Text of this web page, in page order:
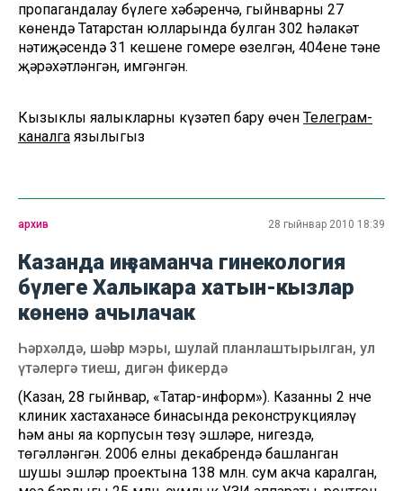
пропагандалау бүлеге хәбәренчә, гыйнварның 27
көнендә Татарстан юлларында булган 302 һәлакәт
нәтиҗәсендә 31 кешенең гомере өзелгән, 404енең тәне
җәрәхәтләнгән, имгәнгән.
Кызыклы яңалыкларны күзәтеп бару өчен Телеграм-
каналга язылыгыз
архив 28 гыйнвар 2010 18:39
Казанда иң заманча гинекология
бүлеге Халыкара хатын-кызлар
көненә ачылачак
Һәрхәлдә, шәһәр мэры, шулай планлаштырылган, ул
үтәлергә тиеш, дигән фикердә
(Казан, 28 гыйнвар, «Татар-информ»). Казанның 2 нче
клиник хастаханәсе бинасында реконструкцияләү
һәм аның яңа корпусын төзү эшләре, нигездә,
төгәлләнгән. 2006 елның декабрендә башланган
шушы эшләр проектына 138 млн. сум акча каралган,